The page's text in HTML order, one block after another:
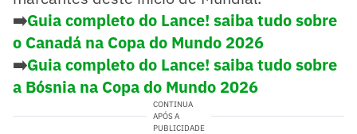
➡️Guia completo do Lance! saiba tudo sobre
o Canadá na Copa do Mundo 2026
➡️Guia completo do Lance! saiba tudo sobre
a Bósnia na Copa do Mundo 2026
CONTINUA
APÓS A
PUBLICIDADE